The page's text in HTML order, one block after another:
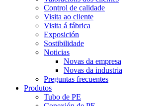
Control de calidade
Visita ao cliente
Visita á fábrica
Exposición
Sostibilidade
Noticias
Novas da empresa
Novas da industria
Preguntas frecuentes
Produtos
Tubo de PE